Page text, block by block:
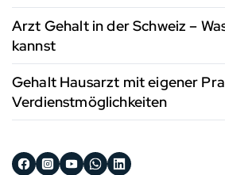
Arzt Gehalt in der Schweiz –
kannst
Gehalt Hausarzt mit eigener
Verdienstmöglichkeiten